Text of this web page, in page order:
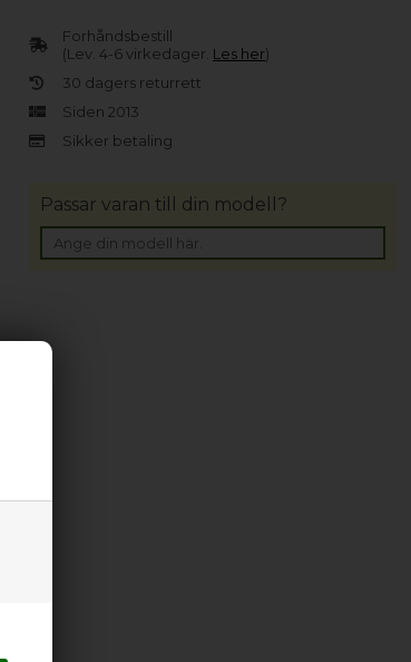
Forhåndsbestill
(Lev. 4-6 virkedager. Les her)
30 dagers returrett
Siden 2013
Sikker betaling
Passar varan till din modell?